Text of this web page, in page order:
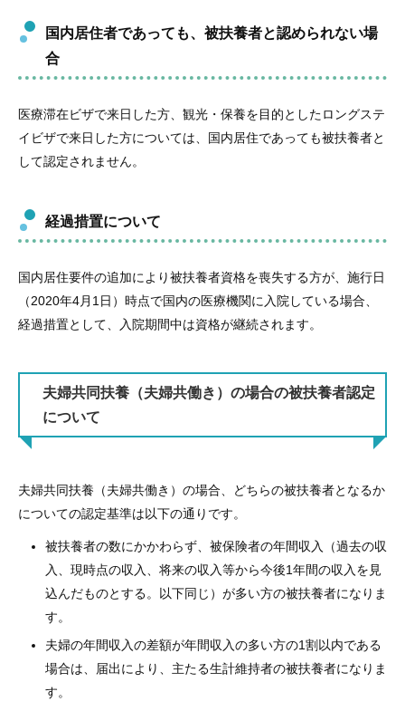
国内居住者であっても、被扶養者と認められない場
合
医療滞在ビザで来日した方、観光・保養を目的としたロングステ
イビザで来日した方については、国内居住であっても被扶養者と
して認定されません。
経過措置について
国内居住要件の追加により被扶養者資格を喪失する方が、施行日
（2020年4月1日）時点で国内の医療機関に入院している場合、
経過措置として、入院期間中は資格が継続されます。
夫婦共同扶養（夫婦共働き）の場合の被扶養者認定
について
夫婦共同扶養（夫婦共働き）の場合、どちらの被扶養者となるか
についての認定基準は以下の通りです。
被扶養者の数にかかわらず、被保険者の年間収入（過去の収
入、現時点の収入、将来の収入等から今後1年間の収入を見
込んだものとする。以下同じ）が多い方の被扶養者になりま
す。
夫婦の年間収入の差額が年間収入の多い方の1割以内である
場合は、届出により、主たる生計維持者の被扶養者になりま
す。